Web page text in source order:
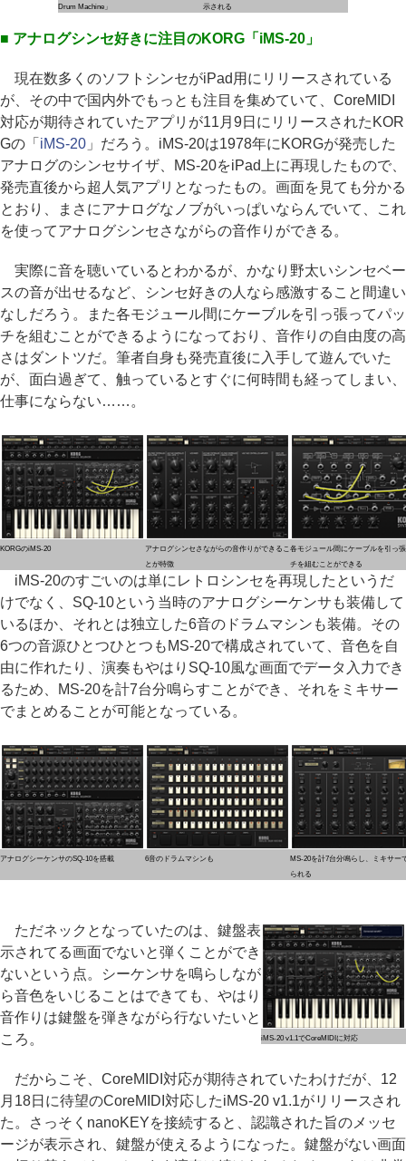
Drum Machine」
示される
■ アナログシンセ好きに注目のKORG「iMS-20」
現在数多くのソフトシンセがiPad用にリリースされている
が、その中で国内外でもっとも注目を集めていて、CoreMIDI
対応が期待されていたアプリが11月9日にリリースされたKOR
Gの「 iMS-20」だろう。iMS-20は1978年にKORGが発売した
アナログのシンセサイザ、MS-20をiPad上に再現したもので、
発売直後から超人気アプリとなったもの。画面を見ても分かる
とおり、まさにアナログなノブがいっぱいならんでいて、これ
を使ってアナログシンセさながらの音作りができる。
実際に音を聴いているとわかるが、かなり野太いシンセベー
スの音が出せるなど、シンセ好きの人なら感激すること間違い
なしだろう。また各モジュール間にケーブルを引っ張ってパッ
チを組むことができるようになっており、音作りの自由度の高
さはダントツだ。筆者自身も発売直後に入手して遊んでいた
が、面白過ぎて、触っているとすぐに何時間も経ってしまい、
仕事にならない……。
KORGのiMS-20
アナログシンセさながらの音作りができるこ
とが特徴
各モジュール間にケーブルを引っ
チを組むことができる
iMS-20のすごいのは単にレトロシンセを再現したというだ
けでなく、SQ-10という当時のアナログシーケンサも装備して
いるほか、それとは独立した6音のドラムマシンも装備。その
6つの音源ひとつひとつもMS-20で構成されていて、音色を自
由に作れたり、演奏もやはりSQ-10風な画面でデータ入力でき
るため、MS-20を計7台分鳴らすことができ、それをミキサー
でまとめることが可能となっている。
アナログシーケンサのSQ-10を搭載 6音のドラムマシンも
MS-20を計7台分鳴らし、ミキサー
られる
iMS-20 v1.1でCoreMIDIに対応
ただネックとなっていたのは、鍵盤表
示されてる画面でないと弾くことができ
ないという点。シーケンサを鳴らしなが
ら音色をいじることはできても、やはり
音作りは鍵盤を弾きながら行ないたいと
ころ。
だからこそ、CoreMIDI対応が期待されていたわけだが、12
月18日に待望のCoreMIDI対応したiMS-20 v1.1がリリースされ
た。さっそくnanoKEYを接続すると、認識された旨のメッセ
ージが表示され、鍵盤が使えるようになった。鍵盤がない画面